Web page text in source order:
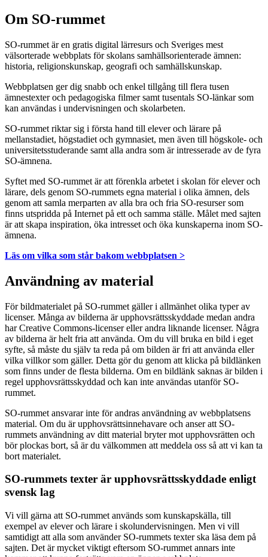
Om SO-rummet
SO-rummet är en gratis digital lärresurs och Sveriges mest
välsorterade webbplats för skolans samhällsorienterade ämnen:
historia, religionskunskap, geografi och samhällskunskap.
Webbplatsen ger dig snabb och enkel tillgång till flera tusen
ämnestexter och pedagogiska filmer samt tusentals SO-länkar som
kan användas i undervisningen och skolarbeten.
SO-rummet riktar sig i första hand till elever och lärare på
mellanstadiet, högstadiet och gymnasiet, men även till högskole- och
universitetsstuderande samt alla andra som är intresserade av de fyra
SO-ämnena.
Syftet med SO-rummet är att förenkla arbetet i skolan för elever och
lärare, dels genom SO-rummets egna material i olika ämnen, dels
genom att samla merparten av alla bra och fria SO-resurser som
finns utspridda på Internet på ett och samma ställe. Målet med sajten
är att skapa inspiration, öka intresset och öka kunskaperna inom SO-
ämnena.
Läs om vilka som står bakom webbplatsen >
Användning av material
För bildmaterialet på SO-rummet gäller i allmänhet olika typer av
licenser. Många av bilderna är upphovsrättsskyddade medan andra
har Creative Commons-licenser eller andra liknande licenser. Några
av bilderna är helt fria att använda. Om du vill bruka en bild i eget
syfte, så måste du själv ta reda på om bilden är fri att använda eller
vilka villkor som gäller. Detta gör du genom att klicka på bildlänken
som finns under de flesta bilderna. Om en bildlänk saknas är bilden i
regel upphovsrättsskyddad och kan inte användas utanför SO-
rummet.
SO-rummet ansvarar inte för andras användning av webbplatsens
material. Om du är upphovsrättsinnehavare och anser att SO-
rummets användning av ditt material bryter mot upphovsrätten och
bör plockas bort, så är du välkommen att meddela oss så att vi kan ta
bort materialet.
SO-rummets texter är upphovsrättsskyddade enligt
svensk lag
Vi vill gärna att SO-rummet används som kunskapskälla, till
exempel av elever och lärare i skolundervisningen. Men vi vill
samtidigt att alla som använder SO-rummets texter ska läsa dem på
sajten. Det är mycket viktigt eftersom SO-rummet annars inte